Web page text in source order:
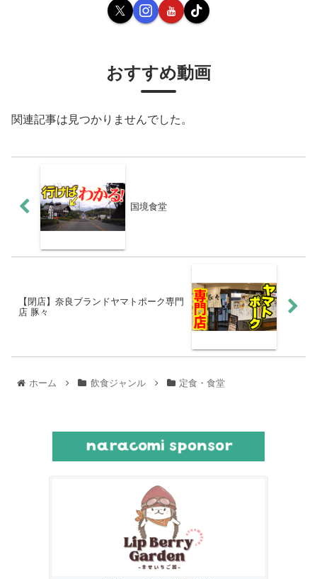
おすすめ動画
関連記事は見つかりませんでした。
国境食堂
【閉店】奈良ブランドヤマトポーク専門
店 豚々
ホーム 飲食ジャンル 定食・食堂